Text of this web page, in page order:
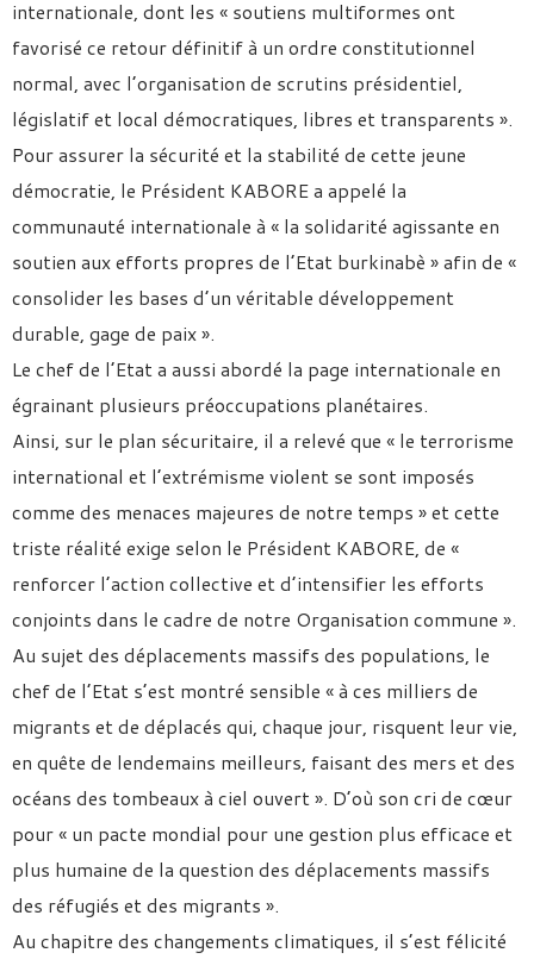
internationale, dont les « soutiens multiformes ont
favorisé ce retour définitif à un ordre constitutionnel
normal, avec l’organisation de scrutins présidentiel,
législatif et local démocratiques, libres et transparents ».
Pour assurer la sécurité et la stabilité de cette jeune
démocratie, le Président KABORE a appelé la
communauté internationale à « la solidarité agissante en
soutien aux efforts propres de l’Etat burkinabè » afin de «
consolider les bases d’un véritable développement
durable, gage de paix ».
Le chef de l’Etat a aussi abordé la page internationale en
égrainant plusieurs préoccupations planétaires.
Ainsi, sur le plan sécuritaire, il a relevé que « le terrorisme
international et l’extrémisme violent se sont imposés
comme des menaces majeures de notre temps » et cette
triste réalité exige selon le Président KABORE, de «
renforcer l’action collective et d’intensifier les efforts
conjoints dans le cadre de notre Organisation commune ».
Au sujet des déplacements massifs des populations, le
chef de l’Etat s’est montré sensible « à ces milliers de
migrants et de déplacés qui, chaque jour, risquent leur vie,
en quête de lendemains meilleurs, faisant des mers et des
océans des tombeaux à ciel ouvert ». D’où son cri de cœur
pour « un pacte mondial pour une gestion plus efficace et
plus humaine de la question des déplacements massifs
des réfugiés et des migrants ».
Au chapitre des changements climatiques, il s’est félicité